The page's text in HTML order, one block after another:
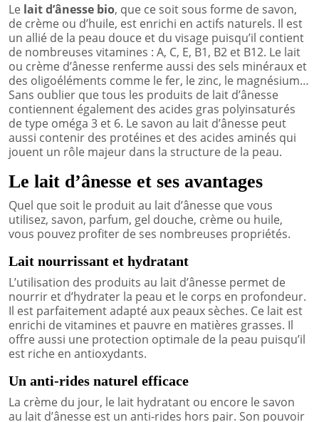
Le lait d’ânesse bio, que ce soit sous forme de savon,
de crème ou d’huile, est enrichi en actifs naturels. Il est
un allié de la peau douce et du visage puisqu’il contient
de nombreuses vitamines : A, C, E, B1, B2 et B12. Le lait
ou crème d’ânesse renferme aussi des sels minéraux et
des oligoéléments comme le fer, le zinc, le magnésium…
Sans oublier que tous les produits de lait d’ânesse
contiennent également des acides gras polyinsaturés
de type oméga 3 et 6. Le savon au lait d’ânesse peut
aussi contenir des protéines et des acides aminés qui
jouent un rôle majeur dans la structure de la peau.
Le lait d’ânesse et ses avantages
Quel que soit le produit au lait d’ânesse que vous
utilisez, savon, parfum, gel douche, crème ou huile,
vous pouvez profiter de ses nombreuses propriétés.
Lait nourrissant et hydratant
L’utilisation des produits au lait d’ânesse permet de
nourrir et d’hydrater la peau et le corps en profondeur.
Il est parfaitement adapté aux peaux sèches. Ce lait est
enrichi de vitamines et pauvre en matières grasses. Il
offre aussi une protection optimale de la peau puisqu’il
est riche en antioxydants.
Un anti-rides naturel efficace
La crème du jour, le lait hydratant ou encore le savon
au lait d’ânesse est un anti-rides hors pair. Son pouvoir